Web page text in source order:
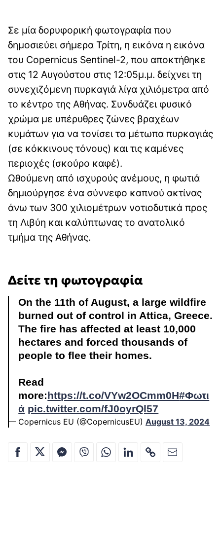
Σε μία δορυφορική φωτογραφία που
δημοσιεύει σήμερα Τρίτη, η εικόνα η εικόνα
του Copernicus Sentinel-2, που αποκτήθηκε
στις 12 Αυγούστου στις 12:05μ.μ. δείχνει τη
συνεχιζόμενη πυρκαγιά λίγα χιλιόμετρα από
το κέντρο της Αθήνας. Συνδυάζει φυσικό
χρώμα με υπέρυθρες ζώνες βραχέων
κυμάτων για να τονίσει τα μέτωπα πυρκαγιάς
(σε κόκκινους τόνους) και τις καμένες
περιοχές (σκούρο καφέ).
Ωθούμενη από ισχυρούς ανέμους, η φωτιά
δημιούργησε ένα σύννεφο καπνού ακτίνας
άνω των 300 χιλιομέτρων νοτιοδυτικά προς
τη Λιβύη και καλύπτωνας το ανατολικό
τμήμα της Αθήνας.
Δείτε τη φωτογραφία
On the 11th of August, a large wildfire
burned out of control in Attica, Greece.
The fire has affected at least 10,000
hectares and forced thousands of
people to flee their homes.
Read
more:https://t.co/VYw2OCmm0H#Φωτι
ά pic.twitter.com/fJ0oyrQl57
— Copernicus EU (@CopernicusEU) August 13, 2024